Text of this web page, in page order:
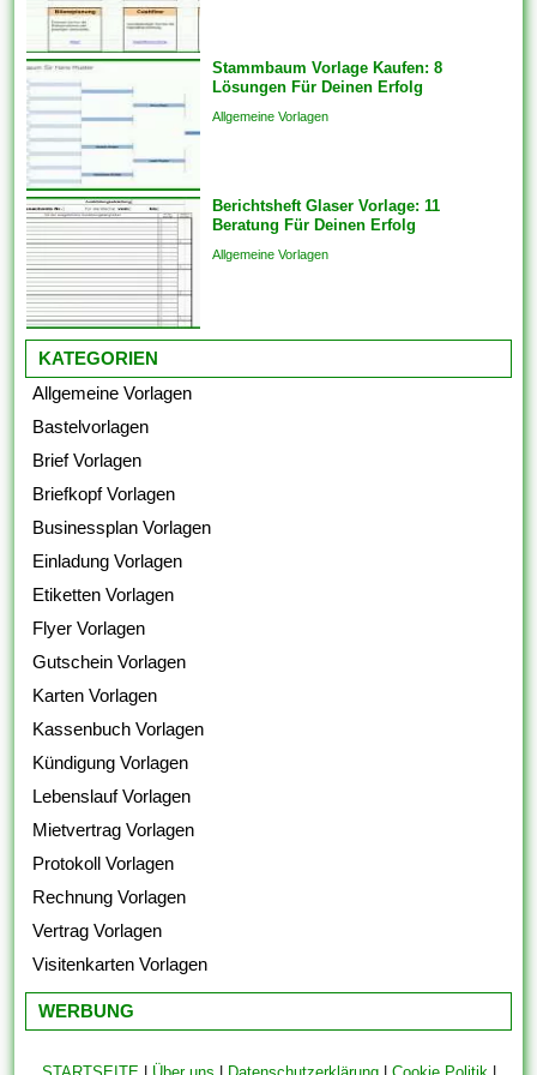
um sicherzustellen, dass das
Endprodukt von hoher Qualität
ist. Sie bringen die Vorlagen
auch überspringen und
Analogien in...
Stammbaum Vorlage Kaufen: 8
Lösungen Für Deinen Erfolg
Allgemeine Vorlagen
Berichtsheft Glaser Vorlage: 11
Beratung Für Deinen Erfolg
Allgemeine Vorlagen
KATEGORIEN
Allgemeine Vorlagen
Bastelvorlagen
Brief Vorlagen
Briefkopf Vorlagen
Businessplan Vorlagen
Einladung Vorlagen
Etiketten Vorlagen
Flyer Vorlagen
Gutschein Vorlagen
Karten Vorlagen
Kassenbuch Vorlagen
Kündigung Vorlagen
Lebenslauf Vorlagen
Mietvertrag Vorlagen
Protokoll Vorlagen
Rechnung Vorlagen
Vertrag Vorlagen
Visitenkarten Vorlagen
WERBUNG